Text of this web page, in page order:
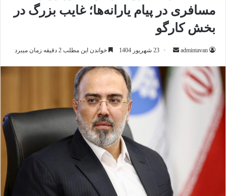
مسافری در پیام یارانه‌ها؛ غایب بزرگ در
بخش کارگو
admintavan
ارسال23 شهریور 1404 خواندن این مطلب 2 دقیقه زمان میبرد